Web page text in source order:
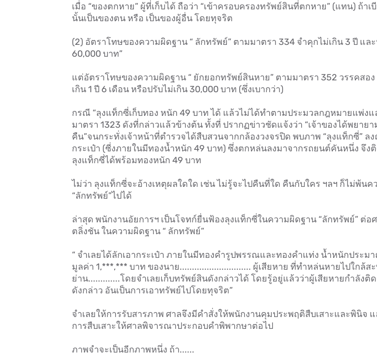
เมื่อ “ของตกหาย” ผู้ที่เก็บได้ ถือว่า “เข้าครอบครองทรัพย์สินที่ตกหาย” (แทน) ถ้าเ
นั้นเป็นของตน หรือ เป็นของผู้อื่น โดยทุจริต
(2) อัตราโทษของความผิดฐาน “ ลักทรัพย์” ตามมาตรา 334 จำคุกไม่เกิน 3 ปี แล
60,000 บาท”
แต่อัตราโทษของความผิดฐาน “ ยักยอกทรัพย์สินหาย” ตามมาตรา 352 วรรคสอ
เกิน 1 ปี 6 เดือน หรือปรับไม่เกิน 30,000 บาท (ซึ่งเบากว่า)
กรณี “ลุงแท็กซี่เก็บทอง หนัก 49 บาท ได้ แล้วไม่ได้ทำตามประมวลกฎหมายแพ่ง
มาตรา 1323 ดังที่กล่าวแล้วข้างต้น ทั้งที่ ปรากฏข่าวชัดแจ้งว่า “เจ้าของได้พยาย
คืน”จนกระทั่งเจ้าหน้าที่ตำรวจได้สืบสวนจากกล้องวงจรปิด พบภาพ “ลุงแท็กซี่” ลง
กระเป๋า (ซี่งภายในมีทองน้ำหนัก 49 บาท) ซึ่งตกหล่นลงมาจากรถยนต์คันหนึ่ง จึง
ลุงแท็กซี่ได้พร้อมทองหนัก 49 บาท
ไม่ว่า ลุงแท็กซี่จะอ้างเหตุผลใดใด เช่น ไม่รู้จะไปคืนที่ใด คืนกับใคร ฯลฯ ก็ไม่พ้นค
“ลักทรัพย์”ไปได้
ล่าสุด พนักงานอัยการฯ เป็นโจทก์ยื่นฟ้องลุงแท็กซี่ในความผิดฐาน “ลักทรัพย์” ต่อ
ตลิ่งชัน ในความผิดฐาน “ ลักทรัพย์”
“ จำเลยได้ลักเอากระเป๋า ภายในมีทองคำรูปพรรณและทองคำแท่ง น้ำหนักประม
มูลค่า 1,***,*** บาท ของนาย............................. ผู้เสียหาย ที่ทำหล่นหายไปใกล้ส
ย่าน.............โดยจำเลยเก็บทรัพย์สินดังกล่าวได้ โดยรู้อยู่แล้วว่าผู้เสียหายกำลังติ
ดังกล่าว อันเป็นการเอาทรัพย์ไปโดยทุจริต”
จำเลยให้การรับสารภาพ ศาลจึงมีคำสั่งให้พนักงานคุมประพฤติสืบเสาะและพินิจ แ
การสืบเสาะให้ศาลพิจารณาประกอบคำพิพากษาต่อไป
ภาพจำจะเป็นอีกภาพหนึ่ง ถ้า......